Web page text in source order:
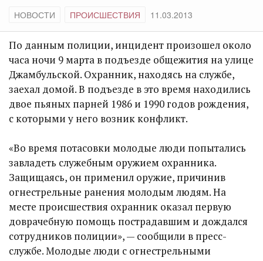
НОВОСТИ ПРОИСШЕСТВИЯ 11.03.2013
По данным полиции, инцидент произошел около
часа ночи 9 марта в подъезде общежития на улице
Джамбульской. Охранник, находясь на службе,
заехал домой. В подъезде в это время находились
двое пьяных парней 1986 и 1990 годов рождения,
с которыми у него возник конфликт.
«Во время потасовки молодые люди попытались
завладеть служебным оружием охранника.
Защищаясь, он применил оружие, причинив
огнестрельные ранения молодым людям. На
месте происшествия охранник оказал первую
доврачебную помощь пострадавшим и дождался
сотрудников полиции», — сообщили в пресс-
службе. Молодые люди с огнестрельными